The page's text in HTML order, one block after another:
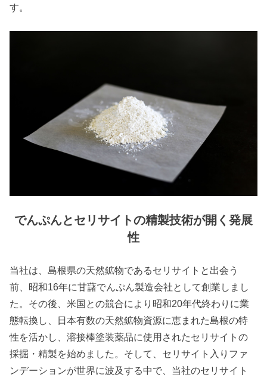
す。
でんぷんとセリサイトの精製技術が開く発展
性
当社は、島根県の天然鉱物であるセリサイトと出会う
前、昭和16年に甘藷でんぷん製造会社として創業しまし
た。その後、米国との競合により昭和20年代終わりに業
態転換し、日本有数の天然鉱物資源に恵まれた島根の特
性を活かし、溶接棒塗装薬品に使用されたセリサイトの
採掘・精製を始めました。そして、セリサイト入りファ
ンデーションが世界に波及する中で、当社のセリサイト